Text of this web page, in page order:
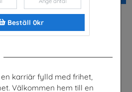
Beställ 0kr
karriär fylld med frihet,
Välkommen hem till en